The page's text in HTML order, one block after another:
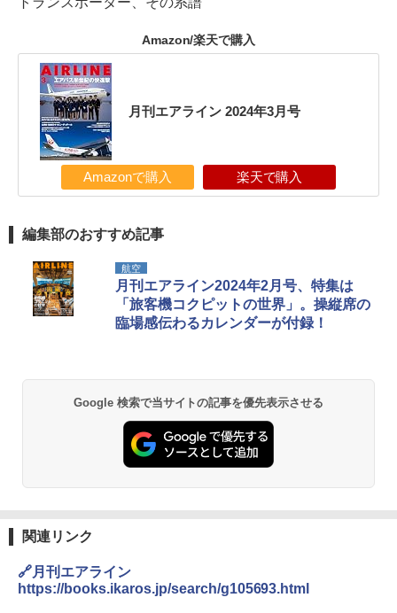
Amazon/楽天で購入
月刊エアライン 2024年3月号
Amazonで購入 楽天で購入
編集部のおすすめ記事
航空
月刊エアライン2024年2月号、特集は
「旅客機コクピットの世界」。操縦席の
臨場感伝わるカレンダーが付録！
Google 検索で当サイトの記事を優先表示させる
関連リンク
🔗月刊エアライン
https://books.ikaros.jp/search/g105693.html